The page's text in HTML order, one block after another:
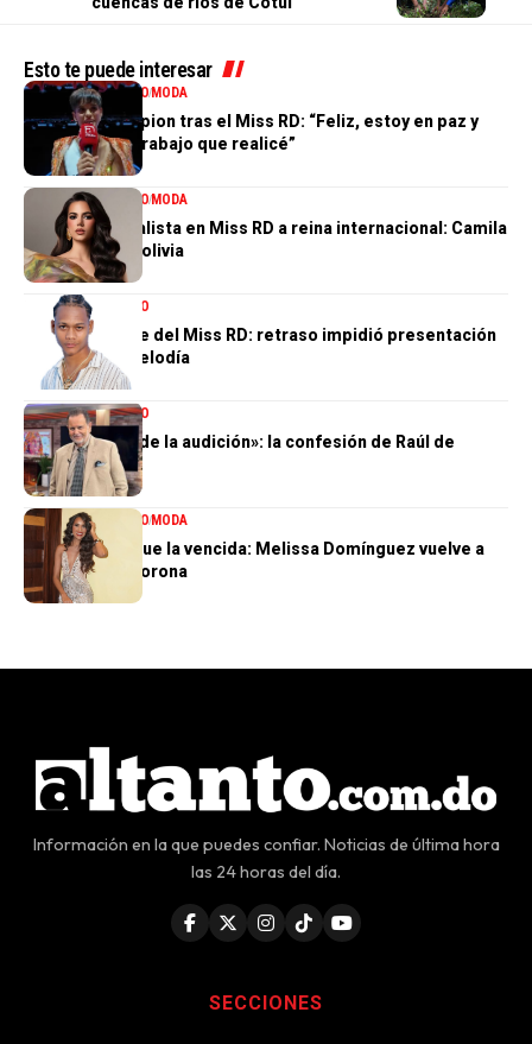
Esto te puede interesar
ENTRETENIMIENTOMODA
Valentina Campion tras el Miss RD: “Feliz, estoy en paz y
orgullosa del trabajo que realicé”
ENTRETENIMIENTOMODA
De tercera finalista en Miss RD a reina internacional: Camila
Issa rumbo a Bolivia
ENTRETENIMIENTO
El gran ausente del Miss RD: retraso impidió presentación
de Dalvin La Melodía
ENTRETENIMIENTO
«Perdí el 85 % de la audición»: la confesión de Raúl de
Molina
ENTRETENIMIENTOMODA
La tercera no fue la vencida: Melissa Domínguez vuelve a
quedar sin la corona
Información en la que puedes confiar. Noticias de última hora
las 24 horas del día.
SECCIONES